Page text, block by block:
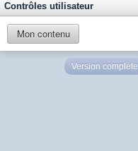
Contrôles utilisateur
Mon contenu
Version complète